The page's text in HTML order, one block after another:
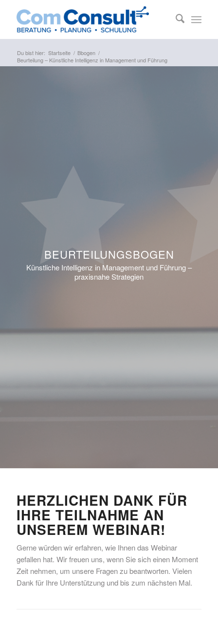
Du bist hier: Startseite / Bbogen /
Beurteilung – Künstliche Intelligenz in Management und Führung
–...
BEURTEILUNGSBOGEN
Künstliche Intelligenz in Management und Führung –
praxisnahe Strategien
HERZLICHEN DANK FÜR
IHRE TEILNAHME AN
UNSEREM WEBINAR!
Gerne würden wir erfahren, wie Ihnen das Webinar
gefallen hat. Wir freuen uns, wenn Sie sich einen Moment
Zeit nehmen, um unsere Fragen zu beantworten. Vielen
Dank für Ihre Unterstützung und bis zum nächsten Mal.